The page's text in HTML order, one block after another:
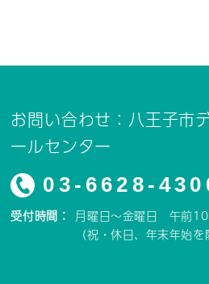
お問い合わせ：八王子市
ールセンター
03-6628-
受付時間： 月曜日～金曜日 午前
（祝・休日、年末年始を